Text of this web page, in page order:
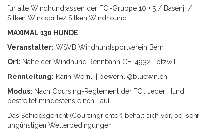
für alle Windhundrassen der FCI-Gruppe 10 + 5 / Basenji /
Silken Windsprite/ Silken Windhound
MAXIMAL 130 HUNDE
Veranstalter: WSVB Windhundsportverein Bern
Ort: Nahe der Windhund Rennbahn CH-4932 Lotzwil
Rennleitung: Karin Wernli |
bewernli@bluewin.ch
Modus: Nach Coursing-Reglement der FCI. Jeder Hund
bestreitet mindestens einen Lauf.
Das Schiedsgericht (Coursingrichter) behält sich vor, bei sehr
ungünstigen Wetterbedingungen